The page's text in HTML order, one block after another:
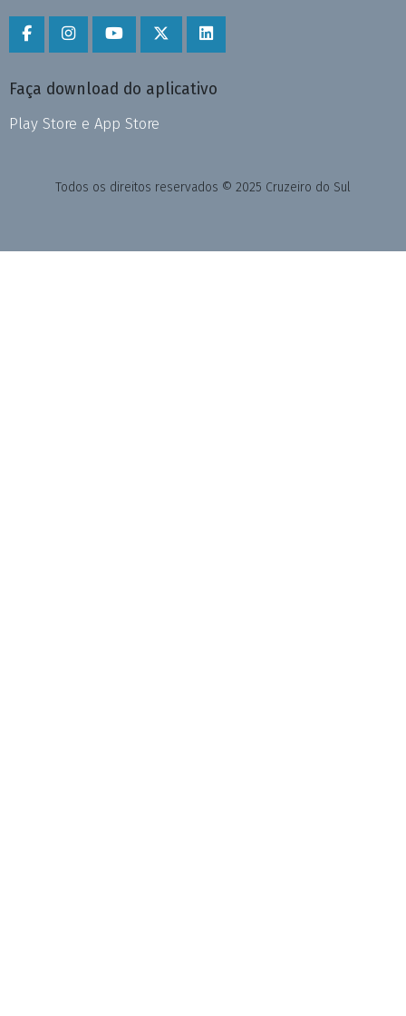
Faça download do aplicativo
Play Store e App Store
Todos os direitos reservados © 2025 Cruzeiro do Sul